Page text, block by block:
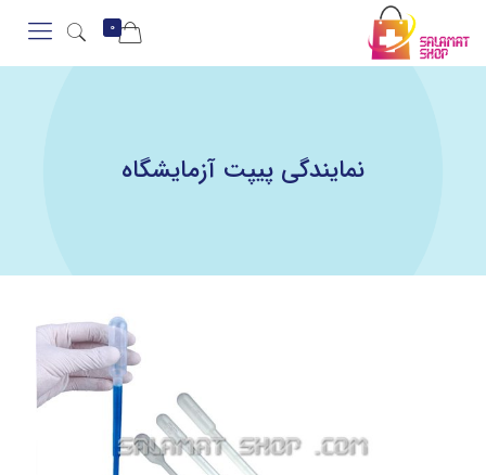
0
نمایندگی پیپت آزمایشگاه